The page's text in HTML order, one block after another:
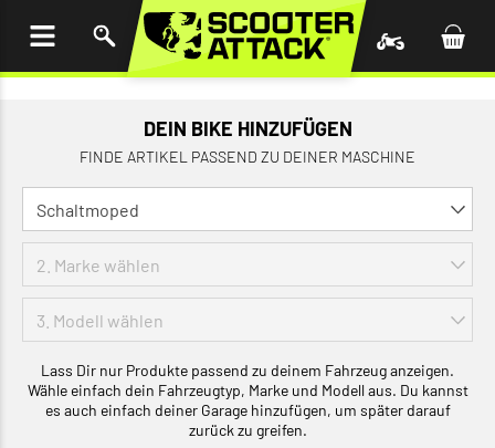
DEIN BIKE HINZUFÜGEN
FINDE ARTIKEL PASSEND ZU DEINER MASCHINE
Lass Dir nur Produkte passend zu deinem Fahrzeug anzeigen.
Wähle einfach dein Fahrzeugtyp, Marke und Modell aus. Du kannst
es auch einfach deiner Garage hinzufügen, um später darauf
zurück zu greifen.